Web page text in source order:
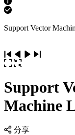
Support Vector
Support
Machine
分享